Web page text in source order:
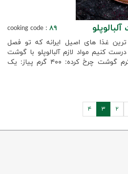
cooking code : ۸۹
ترین غذا های اصیل ایرانه که تو فصل
کنیم مواد لازم آلبالوپلو با گوشت
چرخکرده قلقلی آلبالو: ۷۰۰ گرم گوشت چرخ کرده: ۴۰۰ گرم پیاز: یک
۲ ۳ ۴